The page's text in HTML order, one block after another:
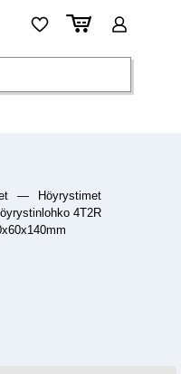
—
Höyrystimet
4T2R